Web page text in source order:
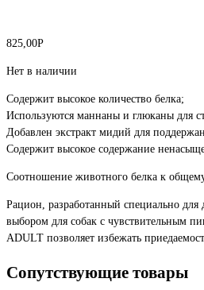
825,00Р
Нет в наличии
Содержит высокое количество белка;
Используются маннаны и глюканы для
Добавлен экстракт мидий для
Содержит высокое содержание
Соотношение животного белка к
Рацион, разработанный специально
выбором для собак с чувствительным
ADULT позволяет избежать
Сопутствующие товары